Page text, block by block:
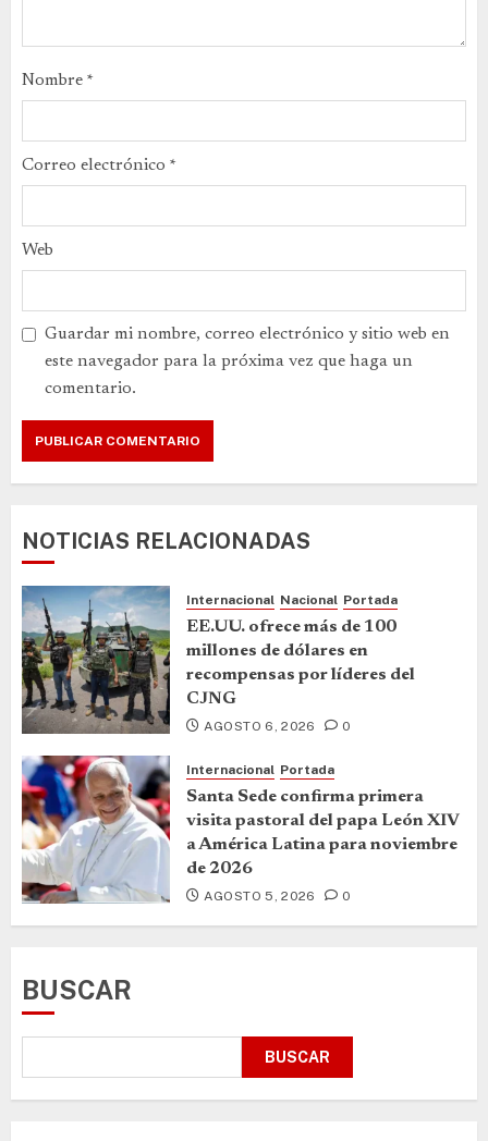
Nombre *
Correo electrónico *
Web
Guardar mi nombre, correo electrónico y sitio web en
este navegador para la próxima vez que haga un
comentario.
NOTICIAS RELACIONADAS
Internacional Nacional Portada
EE.UU. ofrece más de 100
millones de dólares en
recompensas por líderes del
CJNG
AGOSTO 6, 2026 0
Internacional Portada
Santa Sede confirma primera
visita pastoral del papa León XIV
a América Latina para noviembre
de 2026
AGOSTO 5, 2026 0
BUSCAR
BUSCAR